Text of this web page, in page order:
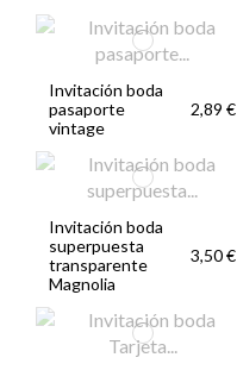
Invitación boda
pasaporte
vintage
2,89 €
Invitación boda
superpuesta
transparente
Magnolia
3,50 €